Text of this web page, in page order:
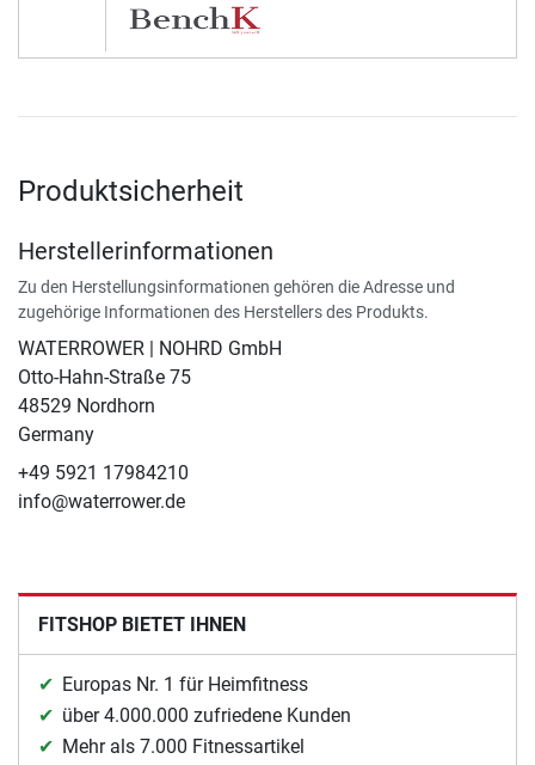
Produktsicherheit
Herstellerinformationen
Zu den Herstellungsinformationen gehören die Adresse und
zugehörige Informationen des Herstellers des Produkts.
WATERROWER | NOHRD GmbH
Otto-Hahn-Straße 75
48529 Nordhorn
Germany
+49 5921 17984210
info@waterrower.de
FITSHOP BIETET IHNEN
Europas Nr. 1 für Heimfitness
über 4.000.000 zufriedene Kunden
Mehr als 7.000 Fitnessartikel